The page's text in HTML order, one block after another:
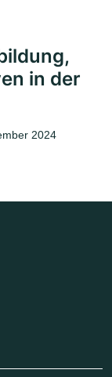
in der
2024